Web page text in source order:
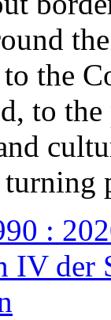
the
to the
:
IV der